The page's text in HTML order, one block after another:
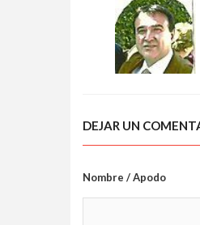
DEJAR UN
Nombre / Apodo